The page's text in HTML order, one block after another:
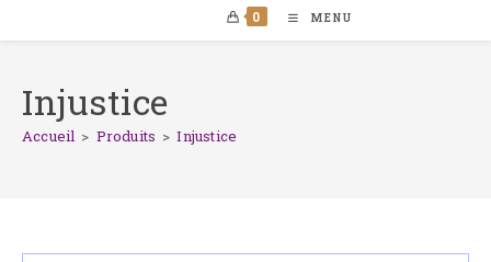
0 MENU
Injustice
Accueil > Produits > Injustice